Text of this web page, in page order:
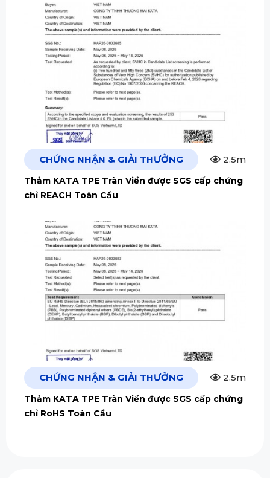
CHỨNG NHẬN & GIẢI THƯỞNG 2.5m
Thảm KATA TPE Tràn Viền được SGS cấp chứng
chỉ REACH Toàn Cầu
CHỨNG NHẬN & GIẢI THƯỞNG 2.5m
Thảm KATA TPE Tràn Viền được SGS cấp chứng
chỉ RoHS Toàn Cầu